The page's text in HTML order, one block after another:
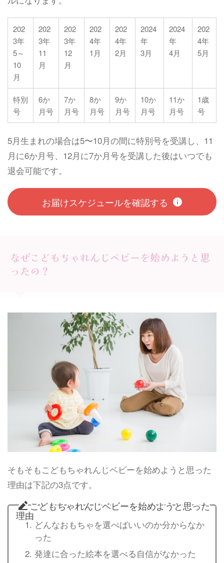
202
3年
5～
10
月
202
3年
11
月
202
3年
12
月
202
4年
1月
202
4年
2月
2024
年
3月
2024
年
4月
202
4年
5月
特別
号
6か
月号
7か
月号
8か
月号
9か
月号
10か
月号
11か
月号
1歳
号
5月生まれの場合は5〜10月の間に特別号を受講し、11
月に6か月号、12月に7か月号を受講した後はいつでも
退会可能です。
お届けスケジュールを確認する
なぜこどもちゃれんじベビーを始めようと思
ったの？
そもそもこどもちゃれんじベビーを始めようと思った
理由は下記の3点です。
こどもちゃれんじベビーを始めようと思った
理由
どんなおもちゃを選べばいいのか分からなか
った
発達に合った絵本を選べる自信がなかった